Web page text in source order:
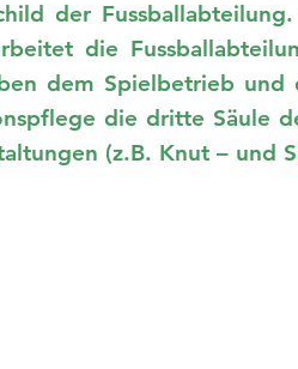
der
die
dem Spielbetrieb und
die dritte Säule
(z.B. Knut – und